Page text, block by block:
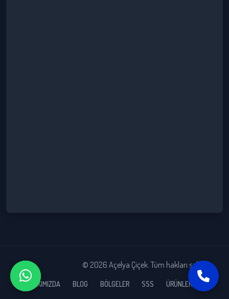
© 2026 Açelya Çiçek. Tüm hakları saklıdır.
HAKKIMIZDA BLOG BÖLGELER SSS ÜRÜNLERİMİZ